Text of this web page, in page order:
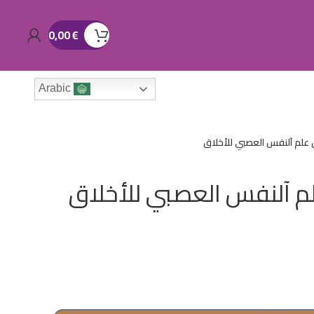
0,00€
Arabic
علم آلنفس العصبي للأخلاق
آلنفس العصبي للأخلاق